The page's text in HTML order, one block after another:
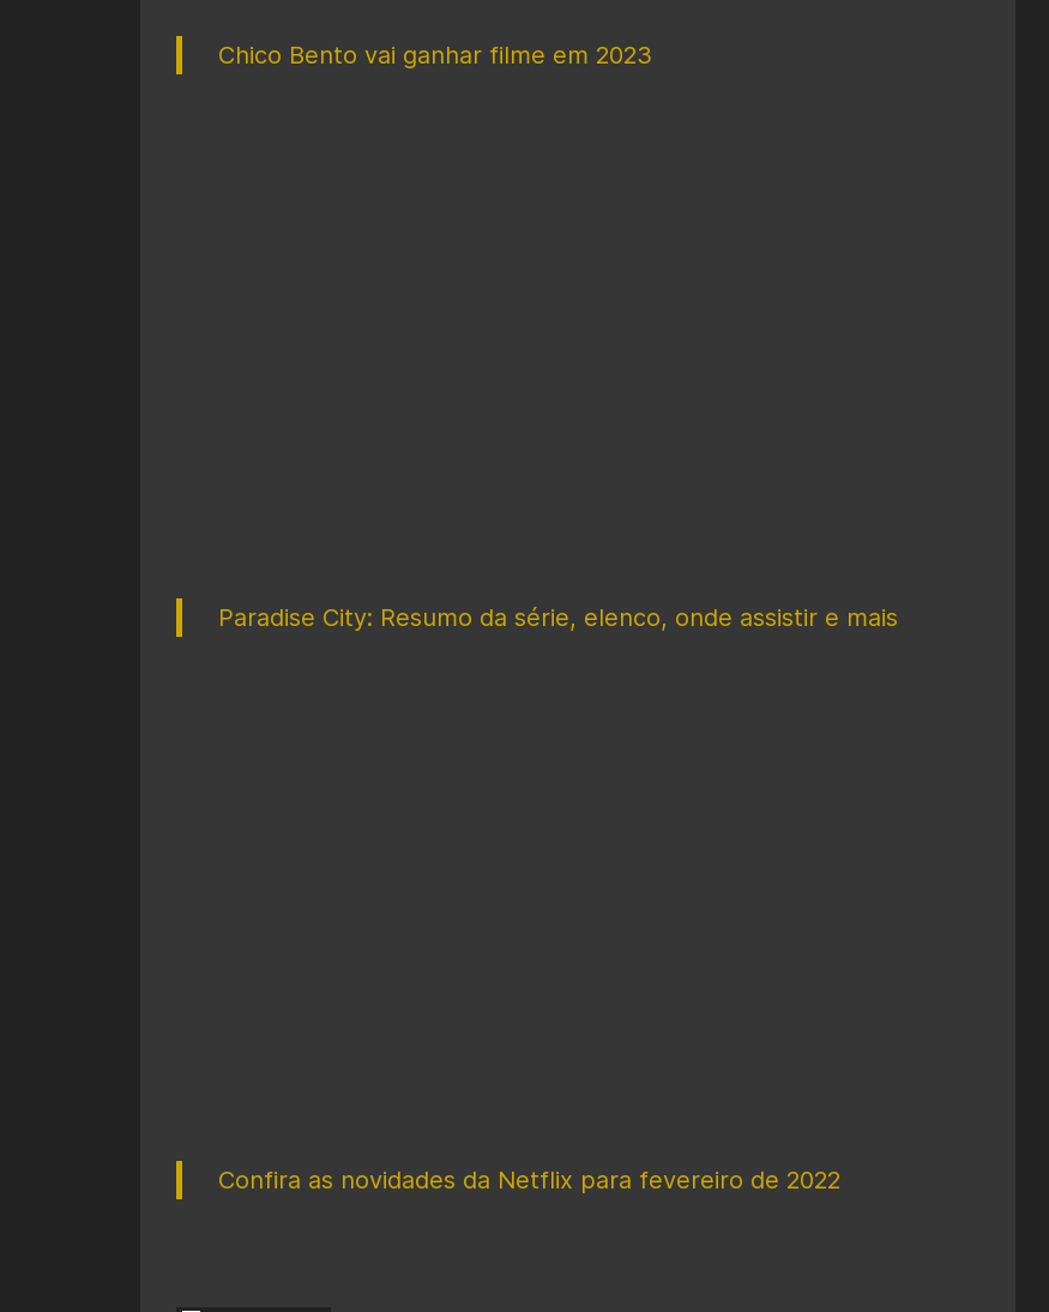
Chico Bento vai ganhar filme em 2023
Paradise City: Resumo da série, elenco, onde assistir e mais
Confira as novidades da Netflix para fevereiro de 2022